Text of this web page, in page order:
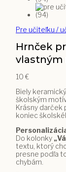
Pre učiteľku /
Hrnček
vlastným
10 €
Biely
školským
Krásny darček
koniec
Do kolonky
textu, ktorý
presne podľa
chybám.